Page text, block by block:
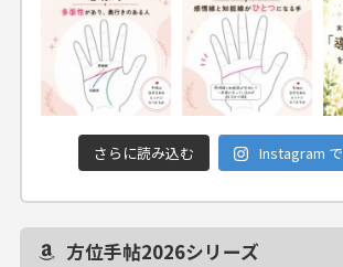
さらに読み込む Instagram
方位手帖2026シリーズ